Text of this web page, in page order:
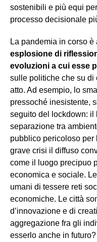
sostenibili e più equi
processo decisionale
La pandemia in corso è
esplosione di
evoluzioni a cui esse
sulle politiche che su di
atto. Ad esempio, lo
pressoché inesistente,
seguito del lockdown:
separazione tra
pubblico pericoloso per
grave crisi il diffuso
come il luogo precipuo
economica e sociale.
umani di tessere reti
economiche. Le città
d’innovazione e di
aggregazione fra gli
esserlo anche in